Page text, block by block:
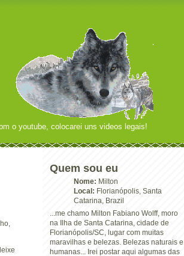
o youtube, colocarei uns videos legais!
Quem sou eu
Nome: Milton
Local: Florianópolis, Santa
Catarina, Brazil
...me chamo Milton Fabiano Wolff, moro
na Ilha de Santa Catarina, cidade de
Florianópolis/SC, lugar com muitas
maravilhas e belezas. Belezas naturais e
humanas... Irei postar aqui algumas das